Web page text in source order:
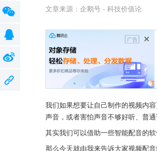
文章来源： 企鹅号 - 科技价值论
广告
我们如果想要让自己制作的视频内
声音，或者害怕声音不够好听、普
其实我们可以借助一些智能配音的
那么今天就由我来告诉大家视频配